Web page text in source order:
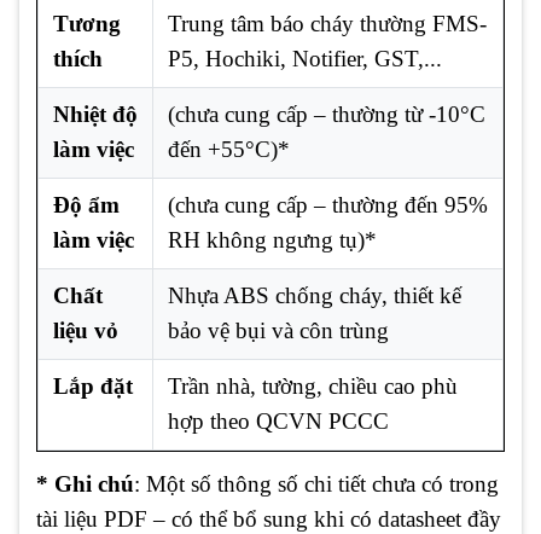
Tương
thích
Trung tâm báo cháy thường FMS-
P5, Hochiki, Notifier, GST,...
Nhiệt độ
làm việc
(chưa cung cấp – thường từ -10°C
đến +55°C)*
Độ ẩm
làm việc
(chưa cung cấp – thường đến 95%
RH không ngưng tụ)*
Chất
liệu vỏ
Nhựa ABS chống cháy, thiết kế
bảo vệ bụi và côn trùng
Lắp đặt
Trần nhà, tường, chiều cao phù
hợp theo QCVN PCCC
* Ghi chú: Một số thông số chi tiết chưa có trong
tài liệu PDF – có thể bổ sung khi có datasheet đầy